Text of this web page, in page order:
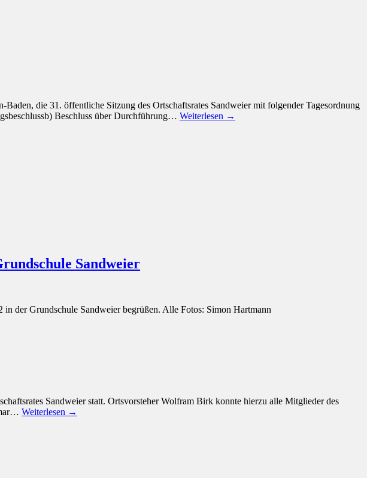
die 31. öffentliche Sitzung des Ortschaftsrates Sandweier mit folgender Tagesordnung
Beschluss über Durchführung… Weiterlesen →
Sandweier
der Grundschule Sandweier begrüßen. Alle Fotos: Simon Hartmann
Sandweier statt. Ortsvorsteher Wolfram Birk konnte hierzu alle Mitglieder des
Weiterlesen →